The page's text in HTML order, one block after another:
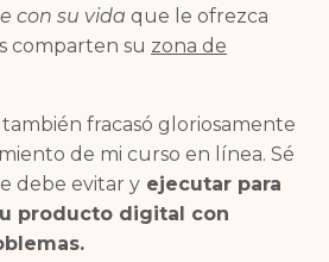
con su vida que le ofrezca
comparten su zona de
fracasó gloriosamente
de mi curso en línea. Sé
debe evitar y ejecutar para
producto digital con